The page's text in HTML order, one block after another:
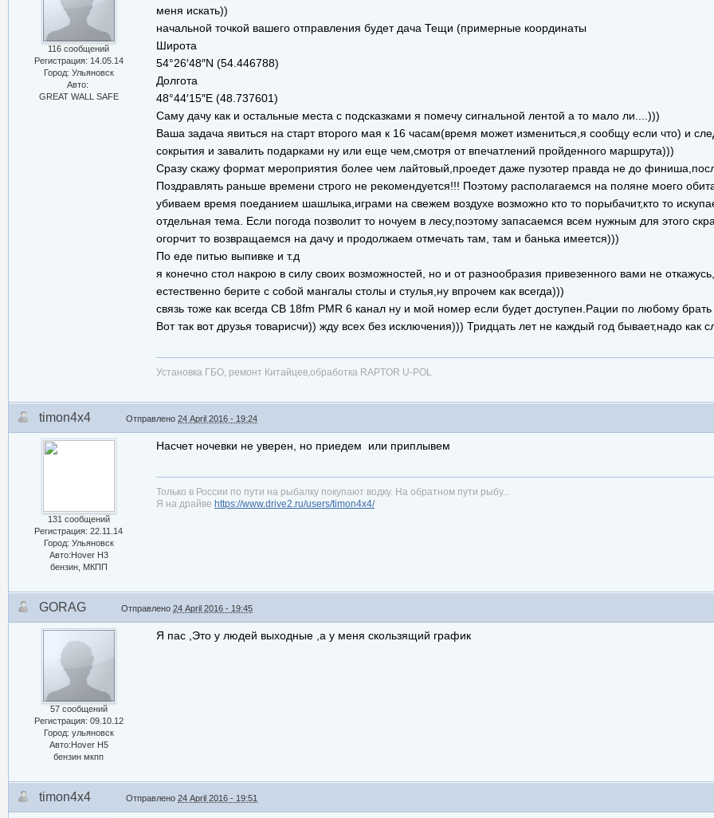
116 сообщений
Регистрация: 14.05.14
Город: Ульяновск
Авто:
GREAT WALL SAFE
меня искать))
начальной точкой вашего отправления будет дача Тещи (примерные координаты
Широта
54°26′48″N (54.446788)
Долгота
48°44′15″E (48.737601)
Саму дачу как и остальные места с подсказками я помечу сигнальной лентой а то мало ли....)))
Ваша задача явиться на старт второго мая к 16 часам(время может измениться,я сообщу если что) и
сокрытия и завалить подарками ну или еще чем,смотря от впечатлений пройденного маршрута)))
Сразу скажу формат мероприятия более чем лайтовый,проедет даже пузотер правда не до
Поздравлять раньше времени строго не рекомендуется!!! Поэтому располагаемся на поляне моего
убиваем время поеданием шашлыка,играми на свежем воздухе возможно кто то порыбачит,кто то
отдельная тема. Если погода позволит то ночуем в лесу,поэтому запасаемся всем нужным для этого
огорчит то возвращаемся на дачу и продолжаем отмечать там, там и банька имеется)))
По еде питью выпивке и т.д
я конечно стол накрою в силу своих возможностей, но и от разнообразия привезенного вами не
естественно берите с собой мангалы столы и стулья,ну впрочем как всегда)))
связь тоже как всегда CB 18fm PMR 6 канал ну и мой номер если будет доступен.Рации по любому
Вот так вот друзья товарисчи)) жду всех без исключения))) Тридцать лет не каждый год бывает,надо как
Установка ГБО, ремонт Китайцев,обработка RAPTOR U-POL
timon4x4 Отправлено 24 April 2016 - 19:24
131 сообщений
Регистрация: 22.11.14
Город: Ульяновск
Авто:Hover H3
бензин, МКПП
Насчет ночевки не уверен, но приедем или приплывем
Только в России по пути на рыбалку покупают водку. На обратном пути рыбу...
Я на драйве https://www.drive2.ru/users/timon4x4/
GORAG Отправлено 24 April 2016 - 19:45
57 сообщений
Регистрация: 09.10.12
Город: ульяновск
Авто:Hover H5
бензин мкпп
Я пас ,Это у людей выходные ,а у меня скользящий график
timon4x4 Отправлено 24 April 2016 - 19:51